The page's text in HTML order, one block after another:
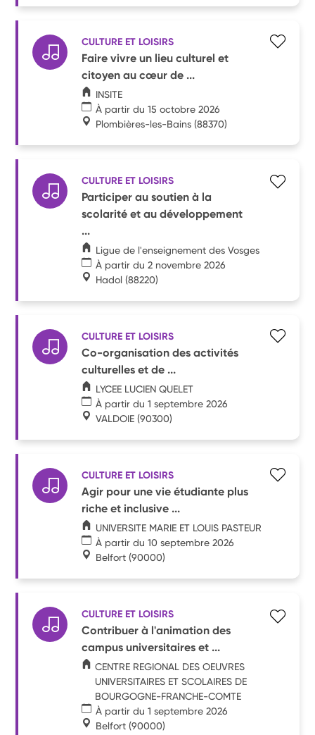
CULTURE ET LOISIRS
Faire vivre un lieu culturel et
citoyen au cœur de ...
INSITE
À partir du 15 octobre 2026
Plombières-les-Bains (88370)
CULTURE ET LOISIRS
Participer au soutien à la
scolarité et au développement
...
Ligue de l'enseignement des Vosges
À partir du 2 novembre 2026
Hadol (88220)
CULTURE ET LOISIRS
Co-organisation des activités
culturelles et de ...
LYCEE LUCIEN QUELET
À partir du 1 septembre 2026
VALDOIE (90300)
CULTURE ET LOISIRS
Agir pour une vie étudiante plus
riche et inclusive ...
UNIVERSITE MARIE ET LOUIS PASTEUR
À partir du 10 septembre 2026
Belfort (90000)
CULTURE ET LOISIRS
Contribuer à l'animation des
campus universitaires et ...
CENTRE REGIONAL DES OEUVRES
UNIVERSITAIRES ET SCOLAIRES DE
BOURGOGNE-FRANCHE-COMTE
À partir du 1 septembre 2026
Belfort (90000)